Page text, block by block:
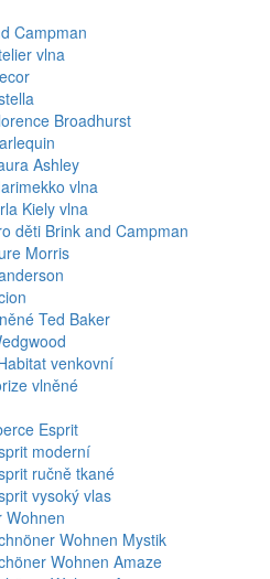
Campman
vlna
Broadhurst
Ashley
vlna
Kiely vlna
děti Brink and Campman
Morris
Ted Baker
venkovní
vlněné
Esprit
moderní
ručně tkané
vysoký vlas
Wohnen
Wohnen Mystik
Wohnen Amaze